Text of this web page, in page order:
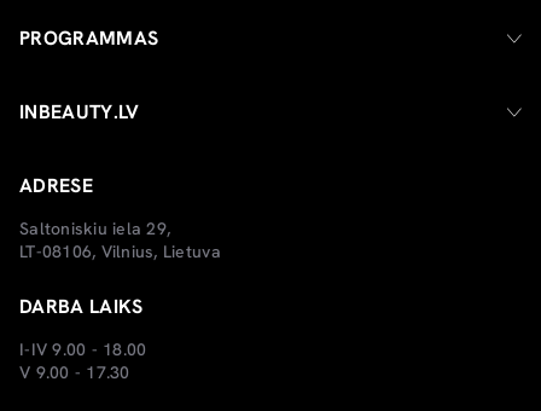
PROGRAMMAS
INBEAUTY.LV
ADRESE
Saltoniskiu iela 29,
LT-08106, Vilnius, Lietuva
DARBA LAIKS
I-IV 9.00 - 18.00
V 9.00 - 17.30